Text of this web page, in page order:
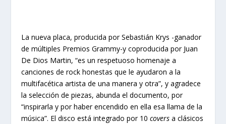
La nueva placa, producida por Sebastián Krys -ganador
de múltiples Premios Grammy-y coproducida por Juan
De Dios Martin, “es un respetuoso homenaje a
canciones de rock honestas que le ayudaron a la
multifacética artista de una manera y otra”, y agradece
la selección de piezas, abunda el documento, por
“inspirarla y por haber encendido en ella esa llama de la
música”. El disco está integrado por 10covers a clásicos